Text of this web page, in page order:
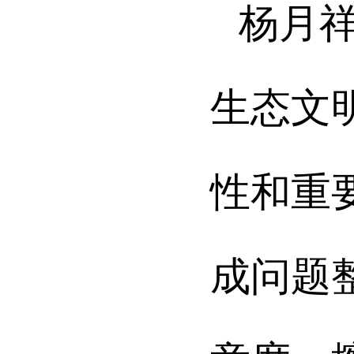
杨月
生态文
性和重
成问题